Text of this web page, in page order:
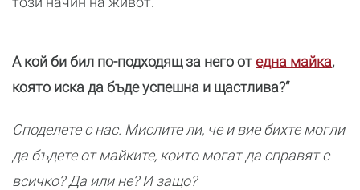
А кой би бил по-подходящ за него отедна майка,
която иска да бъде успешна и щастлива?“
Споделете с нас. Мислите ли, че и вие бихте могли
да бъдете от майките, които могат да справят с
всичко? Да или не? И защо?